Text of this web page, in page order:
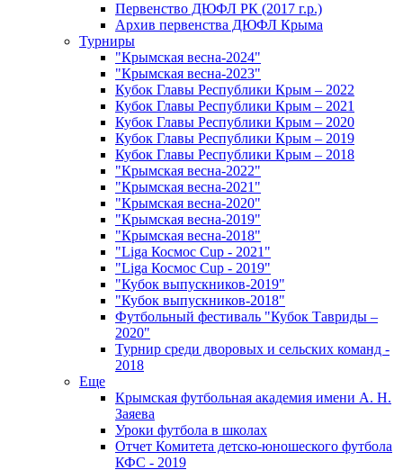
Первенство ДЮФЛ РК (2017 г.р.)
Архив первенства ДЮФЛ Крыма
Турниры
"Крымская весна-2024"
"Крымская весна-2023"
Кубок Главы Республики Крым – 2022
Кубок Главы Республики Крым – 2021
Кубок Главы Республики Крым – 2020
Кубок Главы Республики Крым – 2019
Кубок Главы Республики Крым – 2018
"Крымская весна-2022"
"Крымская весна-2021"
"Крымская весна-2020"
"Крымская весна-2019"
"Крымская весна-2018"
"Liga Космос Cup - 2021"
"Liga Космос Cup - 2019"
"Кубок выпускников-2019"
"Кубок выпускников-2018"
Футбольный фестиваль "Кубок Тавриды –
2020"
Турнир среди дворовых и сельских команд -
2018
Еще
Крымская футбольная академия имени А. Н.
Заяева
Уроки футбола в школах
Отчет Комитета детско-юношеского футбола
КФС - 2019